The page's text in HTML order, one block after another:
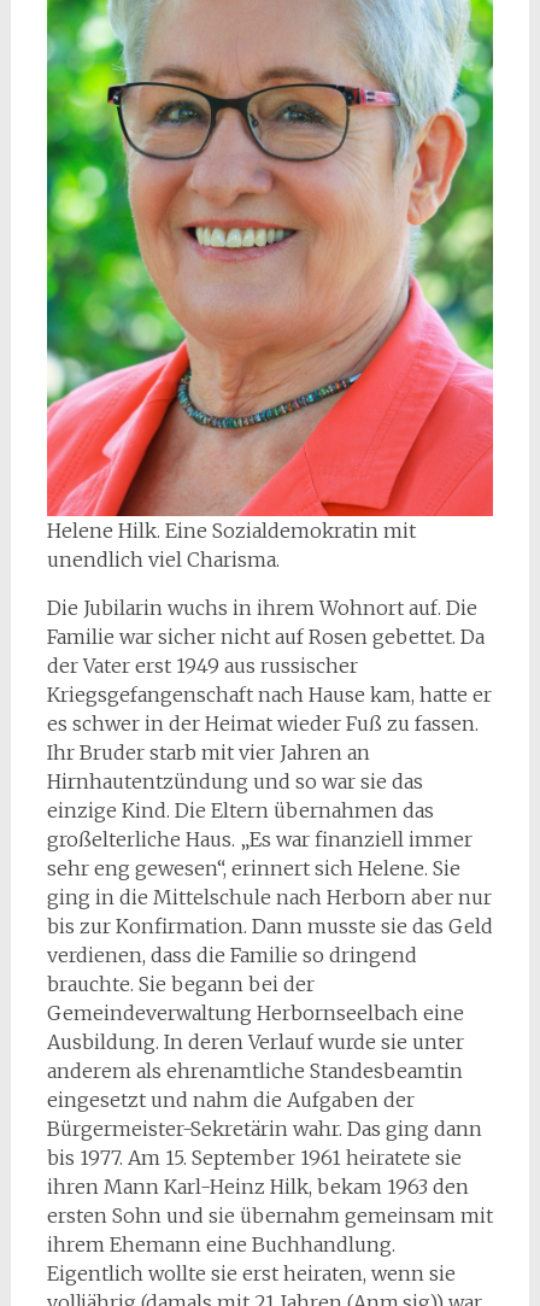
Helene Hilk. Eine Sozialdemokratin mit
unendlich viel Charisma.
Die Jubilarin wuchs in ihrem Wohnort auf. Die
Familie war sicher nicht auf Rosen gebettet. Da
der Vater erst 1949 aus russischer
Kriegsgefangenschaft nach Hause kam, hatte er
es schwer in der Heimat wieder Fuß zu fassen.
Ihr Bruder starb mit vier Jahren an
Hirnhautentzündung und so war sie das
einzige Kind. Die Eltern übernahmen das
großelterliche Haus. „Es war finanziell immer
sehr eng gewesen“, erinnert sich Helene. Sie
ging in die Mittelschule nach Herborn aber nur
bis zur Konfirmation. Dann musste sie das Geld
verdienen, dass die Familie so dringend
brauchte. Sie begann bei der
Gemeindeverwaltung Herbornseelbach eine
Ausbildung. In deren Verlauf wurde sie unter
anderem als ehrenamtliche Standesbeamtin
eingesetzt und nahm die Aufgaben der
Bürgermeister-Sekretärin wahr. Das ging dann
bis 1977. Am 15. September 1961 heiratete sie
ihren Mann Karl-Heinz Hilk, bekam 1963 den
ersten Sohn und sie übernahm gemeinsam mit
ihrem Ehemann eine Buchhandlung.
Eigentlich wollte sie erst heiraten, wenn sie